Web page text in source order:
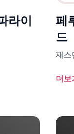
라이
페
드
재스
더